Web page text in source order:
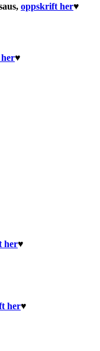
oppskrift her♥︎
♥︎
her♥︎
her♥︎